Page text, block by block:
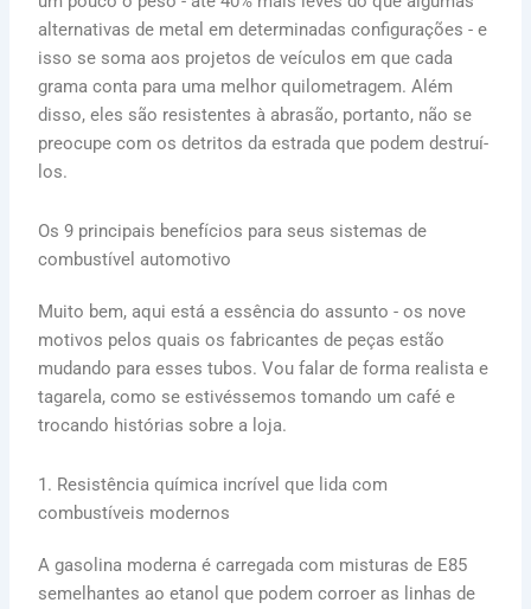
alternativas de metal em determinadas configurações - e
isso se soma aos projetos de veículos em que cada
grama conta para uma melhor quilometragem. Além
disso, eles são resistentes à abrasão, portanto, não se
preocupe com os detritos da estrada que podem destruí-
los.
Os 9 principais benefícios para seus sistemas de
combustível automotivo
Muito bem, aqui está a essência do assunto - os nove
motivos pelos quais os fabricantes de peças estão
mudando para esses tubos. Vou falar de forma realista e
tagarela, como se estivéssemos tomando um café e
trocando histórias sobre a loja.
1. Resistência química incrível que lida com
combustíveis modernos
A gasolina moderna é carregada com misturas de E85
semelhantes ao etanol que podem corroer as linhas de